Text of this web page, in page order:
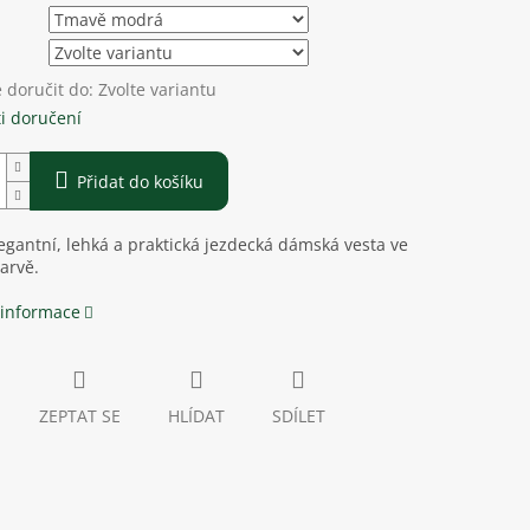
doručit do: Zvolte variantu
doručení
Přidat do košíku
lehká a praktická jezdecká dámská vesta ve
ZEPTAT SE HLÍDAT SDÍLET